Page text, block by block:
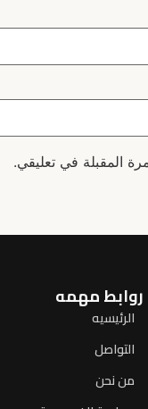
المقبلة في تعليقي.
روابط مهمه
الرئيسيه
التواصل
من نحن